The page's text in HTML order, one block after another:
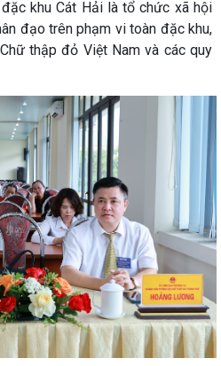
khu Cát Hải là tổ chức xã hội
đạo trên phạm vi toàn đặc khu,
thập đỏ Việt Nam và các quy